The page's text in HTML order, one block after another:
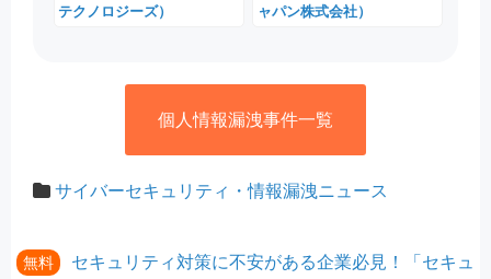
テクノロジーズ）
ャパン株式会社）
個人情報漏洩事件一覧
サイバーセキュリティ・情報漏洩ニュース
無料
セキュリティ対策に不安がある企業必見！「セキュ